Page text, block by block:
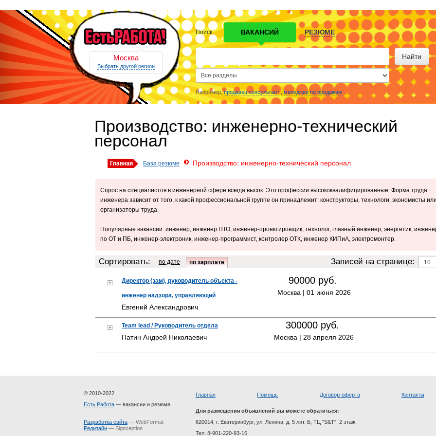
Москва
Выбрать другой регион
Поиск ВАКАНСИЙ РЕЗЮМЕ
Найти
Например,продавец-консультант, менеджер по продажам
Производство: инженерно-технический
персонал
База резюме Производство: инженерно-технический персонал
Спрос на специалистов в инженерной сфере всегда высок. Это профессии высококвалифицированные. Форма труда
инженера зависит от того, к какой профессиональной группе он принадлежит: конструкторы, технологи, экономисты
организаторы труда.
Популярные вакансии: инженер, инженер ПТО, инженер-проектировщик, технолог, главный инженер, энергетик,
по ОТ и ПБ, инженер-электроник, инженер-программист, контролер ОТК, инженер КИПиА, электромонтер.
Записей на странице:
Сортировать: по дате по зарплате
Директор (зам), руководитель объекта -
инженер надзора, управляющий
Евгений Александрович
90000 руб.
Москва | 01 июня 2026
Team lead / Руководитель отдела
Патин Андрей Николаевич
300000 руб.
Москва | 28 апреля 2026
© 2010-2022
Есть Работа — вакансии и резюме
Разработка сайта — WebFormat
Редизайн — Signception
Главная Помощь Договор-оферта Контакты
Для размещения объявлений вы можете обратиться:
620014, г. Екатеринбург, ул. Ленина, д. 5 лит. Б, ТЦ "S&T", 2 этаж.
Тел. 8-901-220-93-16